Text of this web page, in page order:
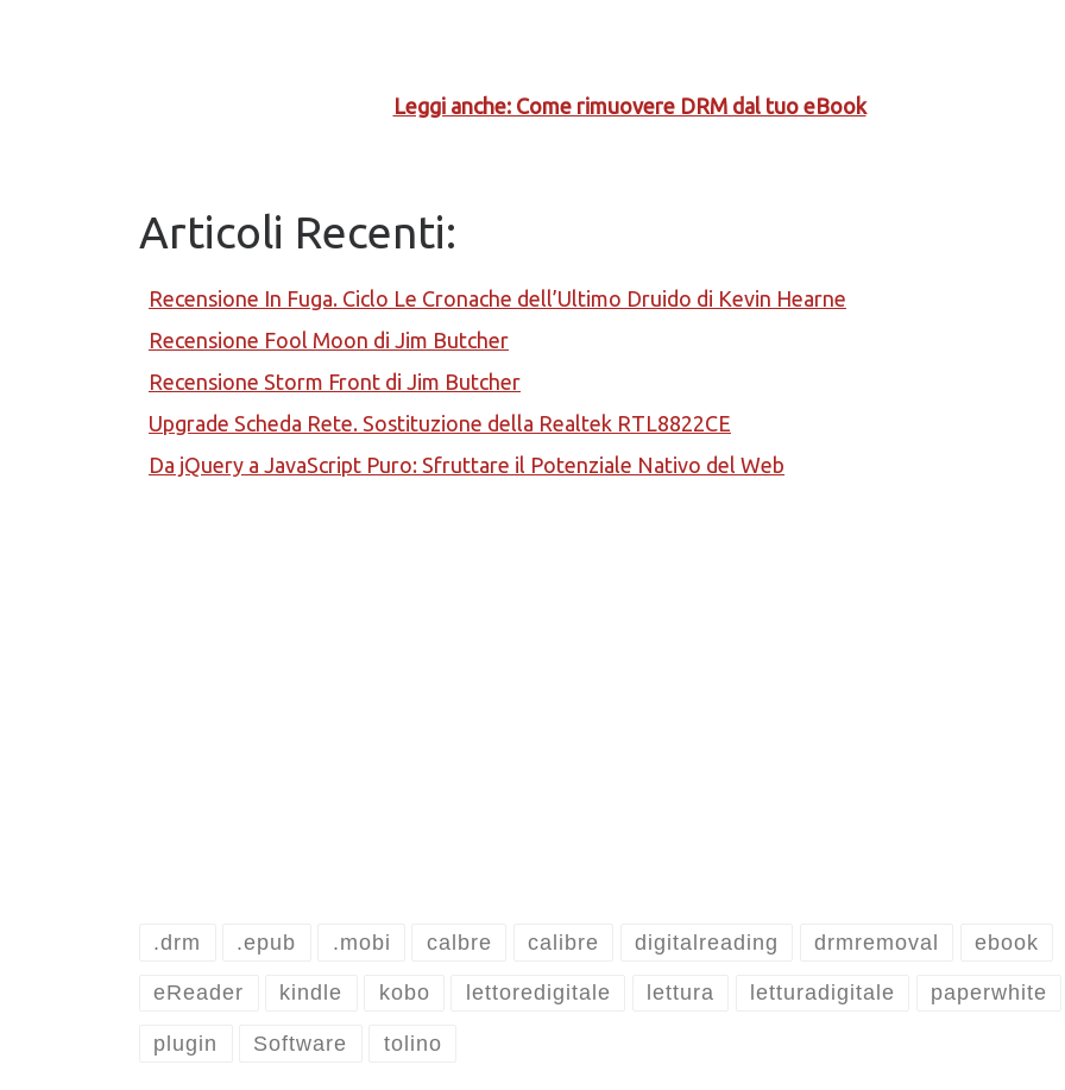
Leggi anche: Come rimuovere DRM dal tuo eBook
Articoli Recenti:
Recensione In Fuga. Ciclo Le Cronache dell’Ultimo Druido di Kevin Hearne
Recensione Fool Moon di Jim Butcher
Recensione Storm Front di Jim Butcher
Upgrade Scheda Rete. Sostituzione della Realtek RTL8822CE
Da jQuery a JavaScript Puro: Sfruttare il Potenziale Nativo del Web
.drm .epub .mobi calbre calibre digitalreading drmremoval ebook
eReader kindle kobo lettoredigitale lettura letturadigitale paperwhite
plugin Software tolino